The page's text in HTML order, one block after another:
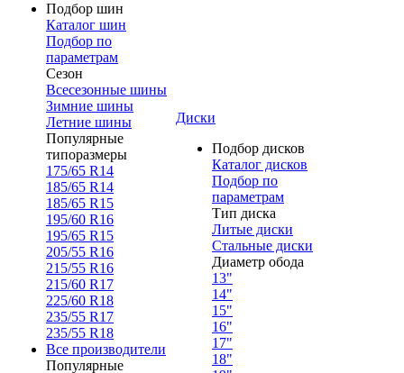
Подбор шин
Каталог шин
Подбор по
параметрам
Сезон
Всесезонные шины
Зимние шины
Летние шины
Популярные
типоразмеры
175/65 R14
185/65 R14
185/65 R15
195/60 R16
195/65 R15
205/55 R16
215/55 R16
215/60 R17
225/60 R18
235/55 R17
235/55 R18
Все производители
Популярные
Диски
Подбор дисков
Каталог дисков
Подбор по
параметрам
Тип диска
Литые диски
Стальные диски
Диаметр обода
13"
14"
15"
16"
17"
18"